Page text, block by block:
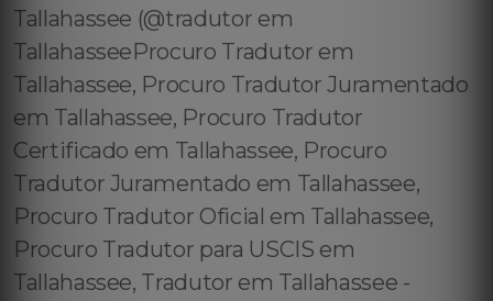
Tallahassee (@tradutor em
TallahasseeProcuro Tradutor em
Tallahassee, Procuro Tradutor Juramentado
em Tallahassee, Procuro Tradutor
Certificado em Tallahassee, Procuro
Tradutor Juramentado em Tallahassee,
Procuro Tradutor Oficial em Tallahassee,
Procuro Tradutor para USCIS em
Tallahassee, Tradutor em Tallahassee -